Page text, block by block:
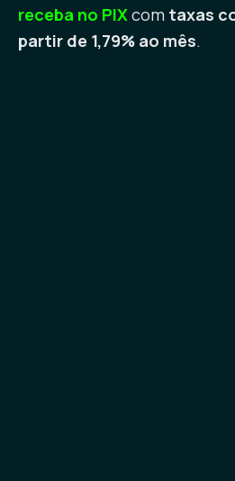
receba no PIXcom taxas
partir de 1,79% ao mês.